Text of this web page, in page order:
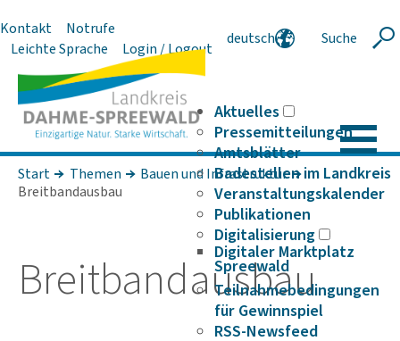
Kontakt
Notrufe
Leichte Sprache
Login / Logout
deutsch
Suche
Aktuelles
Pressemitteilungen
Amtsblätter
Badestellen im Landkreis
Veranstaltungskalender
Publikationen
Digitalisierung
Digitaler Marktplatz
Spreewald
Teilnahmebedingungen
für Gewinnspiel
RSS-Newsfeed
Start Themen
Bauen und Infrastruktur
Breitbandausbau
Breit­band­ausbau